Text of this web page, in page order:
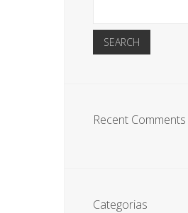
Recent Comments
Categorias